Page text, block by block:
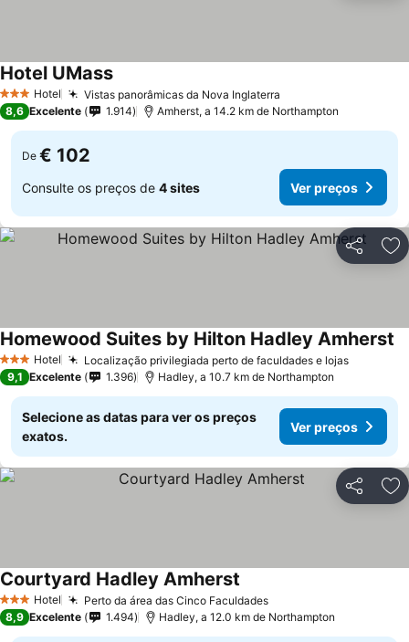
3 EstrelasHotel Vistas panorâmicas da Nova Inglaterra
Hotel UMassVer preços
8,6 Excelente 1.914 Amherst, a 14.2 km de Northampton
De € 102
Consulte os preços de 4 sites Ver preços
Partilhar
3 EstrelasHotel Localização privilegiada perto de faculdades e lojasVer
Homewood Suites by Hilton Hadley Amherst
9,1 Excelente 1.396 Hadley, a 10.7 km de Northampton
Selecione as datas para ver os preços
exatos.
Ver preços
Partilhar
3 EstrelasHotel Perto da área das Cinco FaculdadesVer preços
Courtyard Hadley Amherst
8,9 Excelente 1.494 Hadley, a 12.0 km de Northampton